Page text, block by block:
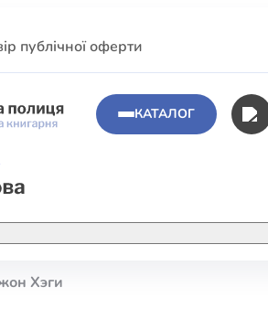
публічної оферти
КАТАЛОГ
Хэги